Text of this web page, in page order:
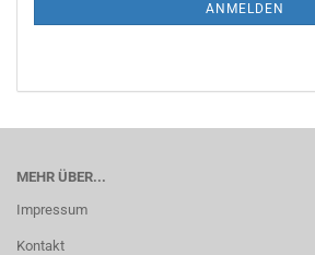
ANMELDEN
MEHR ÜBER...
Impressum
Kontakt